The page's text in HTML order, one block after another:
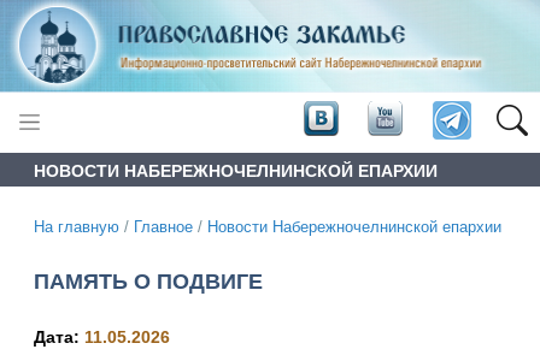
НОВОСТИ НАБЕРЕЖНОЧЕЛНИНСКОЙ ЕПАРХИИ
На главную / Главное / Новости Набережночелнинской епархии
ПАМЯТЬ О ПОДВИГЕ
Дата: 11.05.2026